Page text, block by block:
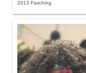
2013 Fasching